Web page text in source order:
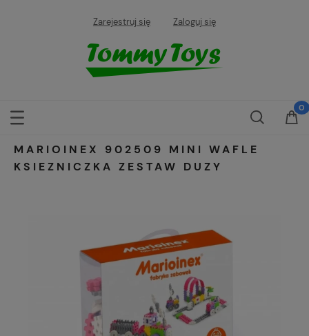
Zarejestruj się Zaloguj się
MARIOINEX 902509 MINI WAFLE
KSIEZNICZKA ZESTAW DUZY